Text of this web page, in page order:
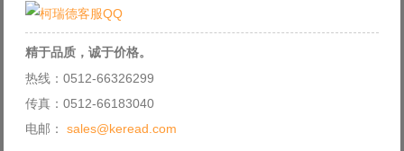
精于品质，诚于价格。
热线：0512-66326299
传真：0512-66183040
电邮： sales@keread.com